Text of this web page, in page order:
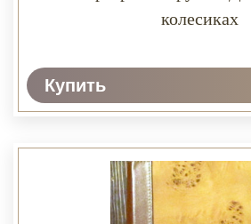
колесиках
Купить